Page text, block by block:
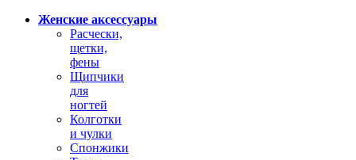
Женские аксессуары
Расчески,
щетки,
фены
Щипчики
для
ногтей
Колготки
и чулки
Спонжики